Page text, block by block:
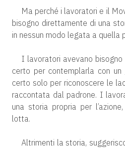
Ma perché i lavoratori e il
bisogno direttamente di una
in nessun modo legata a quella
I lavoratori avevano
certo per contemplarla con un
certo solo per riconoscere le
raccontata dal padrone. I
una storia propria per
lotta.
Altrimenti la storia,